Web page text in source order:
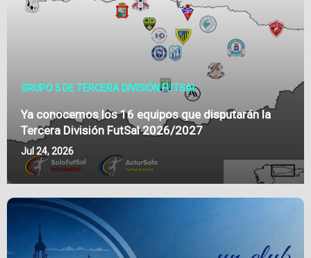
GRUPO 5 DE TERCERA DIVISIÓN FUTSAL
Ya conocemos los 16 equipos que disputarán la
Tercera División FutSal 2026/2027
Jul 24, 2026